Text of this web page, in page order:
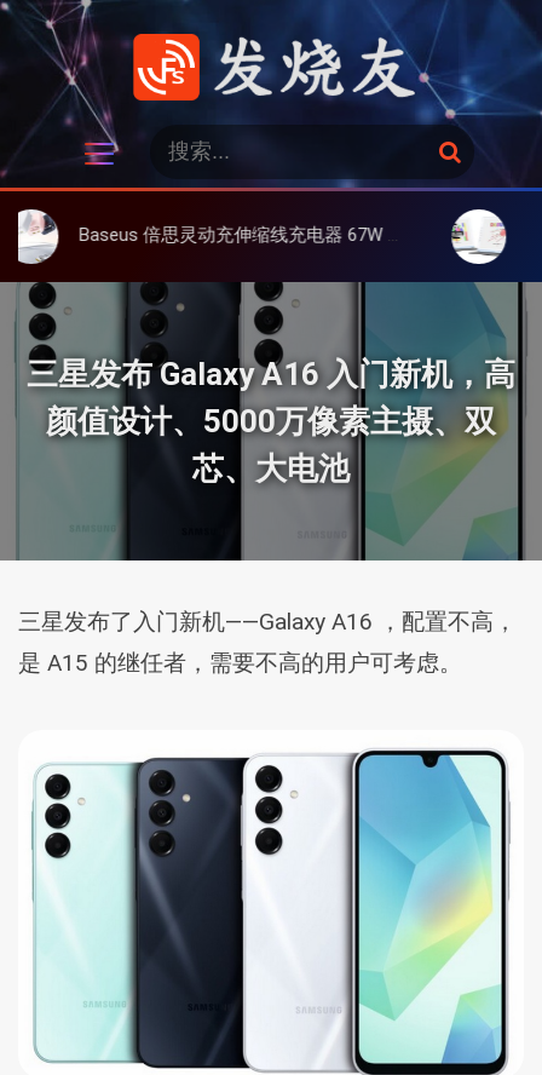
跳
发烧友
：
搜
索
倍思灵动充伸缩线充电器 67W 3C，超耐用可伸缩线、氮化镓、3C多设备同时充 大上 Paperlike
三星发布 Galaxy A16 入门新机，高
颜值设计、5000万像素主摄、双
芯、大电池
三星发布了入门新机——Galaxy A16 ，配置不高，
是 A15 的继任者，需要不高的用户可考虑。